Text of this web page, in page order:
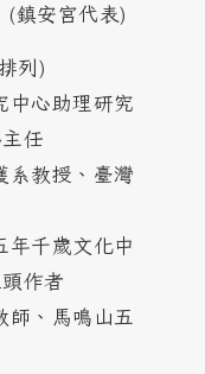
鎮安宮代表)
列)
中心助理研究
任
系教授、臺灣
年千歲文化中
作者
師、馬鳴山五